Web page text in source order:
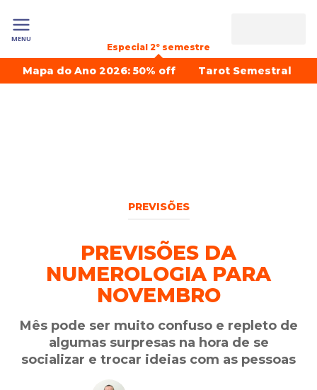
MENU
Especial 2º semestre
Mapa do Ano 2026: 50% off Tarot Semestral
PREVISÕES
PREVISÕES DA
NUMEROLOGIA PARA
NOVEMBRO
Mês pode ser muito confuso e repleto de
algumas surpresas na hora de se
socializar e trocar ideias com as pessoas